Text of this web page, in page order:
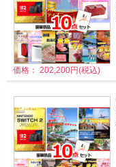
価格： 202,200円(税込)